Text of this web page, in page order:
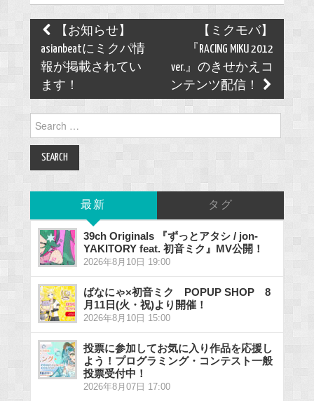
Post
navigation
【お知らせ】
asianbeatにミクパ情
報が掲載されてい
ます！
【ミクモバ】
『RACING MIKU 2012
ver.』のきせかえコ
ンテンツ配信！
Search
for:
最新 タグ
39ch Originals 『ずっとアタシ / jon-
YAKITORY feat. 初音ミク』MV公開！
2026年8月10日 19:00
ばなにゃ×初音ミク POPUP SHOP 8
月11日(火・祝)より開催！
2026年8月10日 15:00
投票に参加してお気に入り作品を応援し
よう！プログラミング・コンテスト一般
投票受付中！
2026年8月07日 17:00